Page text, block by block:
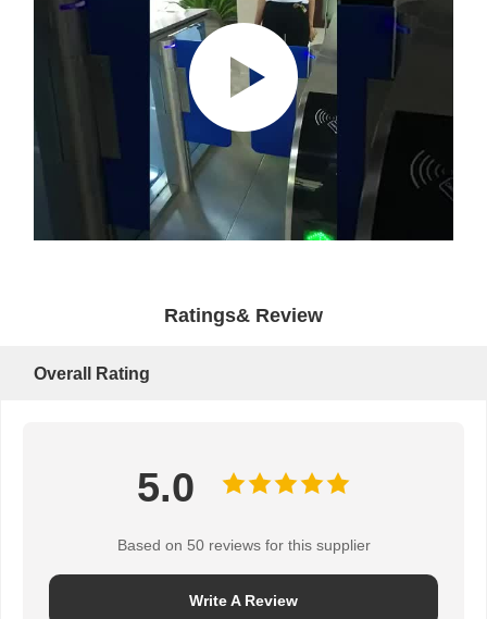
Ratings& Review
Overall Rating
5.0
Based on 50 reviews for this supplier
Write A Review